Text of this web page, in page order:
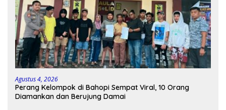
Agustus 4, 2026
Perang Kelompok di Bahopi Sempat Viral, 10 Orang
Diamankan dan Berujung Damai